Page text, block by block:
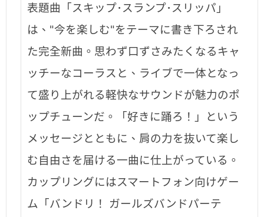
表題曲「スキップ･スランプ･スリッパ」
は、"今を楽しむ"をテーマに書き下ろされ
た完全新曲。思わず口ずさみたくなるキャ
ッチーなコーラスと、ライブで一体となっ
て盛り上がれる軽快なサウンドが魅力のポ
ップチューンだ。「好きに踊ろ！」という
メッセージとともに、肩の力を抜いて楽し
む自由さを届ける一曲に仕上がっている。
カップリングにはスマートフォン向けゲー
ム「バンドリ！ ガールズバンドパーテ